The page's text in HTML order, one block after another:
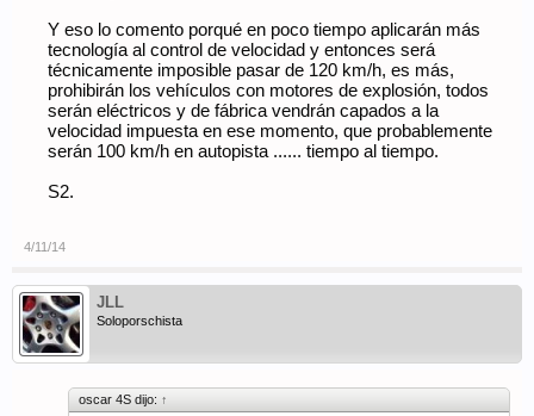
Y eso lo comento porqué en poco tiempo aplicarán más
tecnología al control de velocidad y entonces será
técnicamente imposible pasar de 120 km/h, es más,
prohibirán los vehículos con motores de explosión, todos
serán eléctricos y de fábrica vendrán capados a la
velocidad impuesta en ese momento, que probablemente
serán 100 km/h en autopista ...... tiempo al tiempo.
S2.
4/11/14
JLL
Soloporschista
oscar 4S dijo: ↑